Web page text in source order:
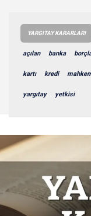
YARGITAY KARARLARI
açılan banka
kartı kredi
yargıtay yetkisi